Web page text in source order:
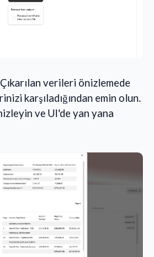
verileri önizlemede
karşıladığından emin olun.
ve UI'de yan yana